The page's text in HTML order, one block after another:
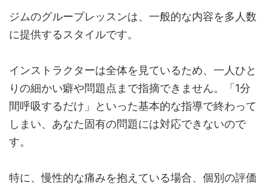
ジムのグループレッスンは、一般的な内容を多人数
に提供するスタイルです。
インストラクターは全体を見ているため、一人ひと
りの細かい癖や問題点まで指摘できません。「1分
間呼吸するだけ」といった基本的な指導で終わって
しまい、あなた固有の問題には対応できないので
す。
特に、慢性的な痛みを抱えている場合、個別の評価